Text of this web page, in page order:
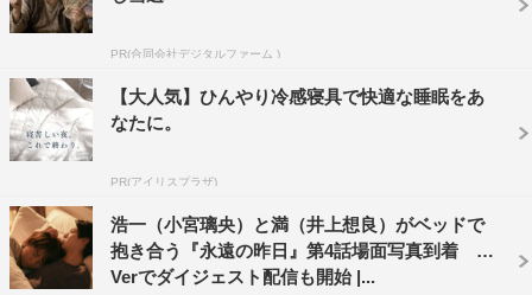
オリジナルの『永遠の昨日』が完璧版だとすると、今回の
完全版は完全（に僕の自己満足）版と思っていただければ
ありがたいです。ギリギリまで悩んで選択しなかったショ
ットやモノローグをほんの少しだけ追加させていただきま
した。視聴者の皆さまがお気づきにならないようなことば
かりなのですが、楽しんでいただけると幸いです。
原作：榎田尤利 コメント
PR(合同会社デジタルファーム )
【大人気】ひんやり冷感寝具で快適な睡眠をあ
なたに。
PR(アイリスプラザ)
浩一（小宮璃央）と満（井上想良）がベッドで
抱き合う『永遠の昨日』第4話場面写真到着 T
Verでダイジェスト配信も開始 |...